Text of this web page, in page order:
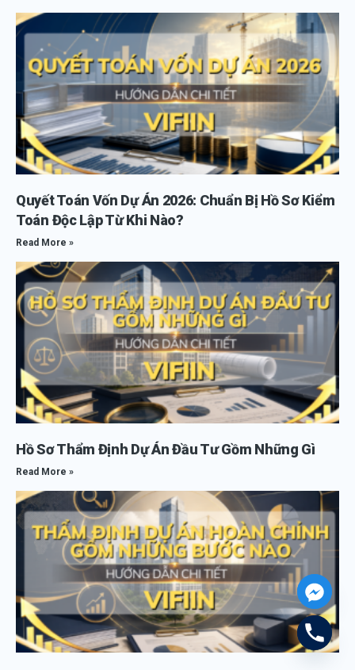
Quyết Toán Vốn Dự Án 2026: Chuẩn Bị Hồ Sơ Kiểm
Toán Độc Lập Từ Khi Nào?
Read More »
Hồ Sơ Thẩm Định Dự Án Đầu Tư Gồm Những Gì
Read More »